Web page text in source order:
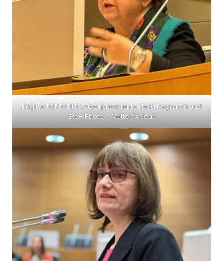
Brigitte TORLOTING, vice-présidente de la Région Grand
Est – Photos : Vetter/Adeus